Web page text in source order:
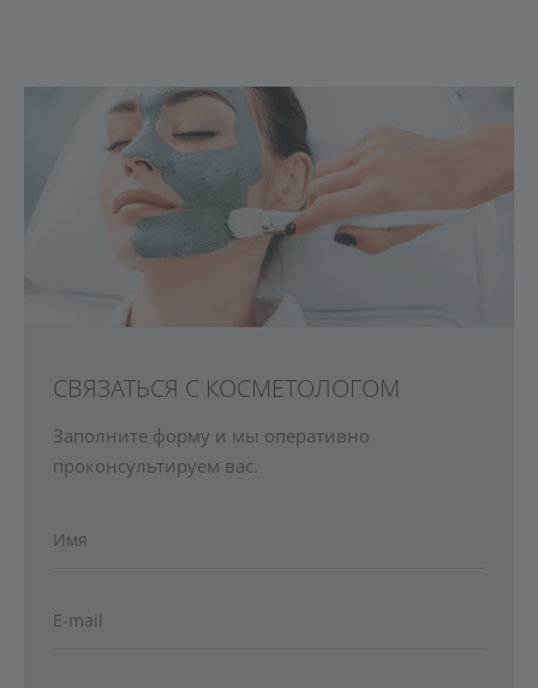
СВЯЗАТЬСЯ С КОСМЕТОЛОГОМ
Заполните форму и мы оперативно
проконсультируем вас.